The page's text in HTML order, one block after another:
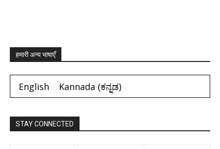
हमारी अन्य भाषाएँ
English Kannada (ಕನ್ನಡ)
STAY CONNECTED